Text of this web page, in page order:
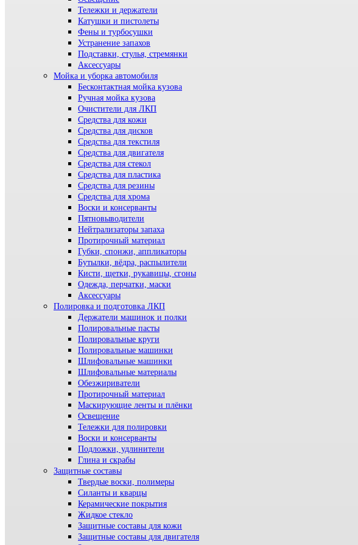
Тележки и держатели
Катушки и пистолеты
Фены и турбосушки
Устранение запахов
Подставки, стулья, стремянки
Аксессуары
Мойка и уборка автомобиля
Бесконтактная мойка кузова
Ручная мойка кузова
Очистители для ЛКП
Средства для кожи
Средства для дисков
Средства для текстиля
Средства для двигателя
Средства для стекол
Средства для пластика
Средства для резины
Средства для хрома
Воски и консерванты
Пятновыводители
Нейтрализаторы запаха
Протирочный материал
Губки, спонжи, аппликаторы
Бутылки, вёдра, распылители
Кисти, щетки, рукавицы, сгоны
Одежда, перчатки, маски
Аксессуары
Полировка и подготовка ЛКП
Держатели машинок и полки
Полировальные пасты
Полировальные круги
Полировальные машинки
Шлифовальные машинки
Шлифовальные материалы
Обезжириватели
Протирочный материал
Маскирующие ленты и плёнки
Освещение
Тележки для полировки
Воски и консерванты
Подложки, удлинители
Глина и скрабы
Защитные составы
Твердые воски, полимеры
Силанты и кварцы
Керамические покрытия
Жидкое стекло
Защитные составы для кожи
Защитные составы для двигателя